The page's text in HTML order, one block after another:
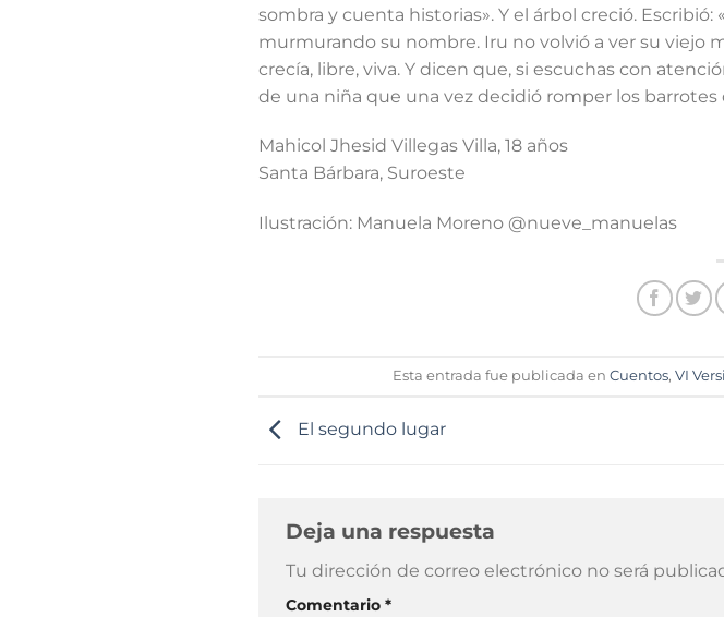
sombra y cuenta historias». Y el árbol creció.
murmurando su nombre. Iru no volvió a ver su viejo
crecía, libre, viva. Y dicen que, si escuchas con
de una niña que una vez decidió romper los
Mahicol Jhesid Villegas Villa, 18 años
Santa Bárbara, Suroeste
Ilustración: Manuela Moreno @nueve_manuelas
Esta entrada fue publicada en Cuentos, VI
El segundo lugar
Deja una respuesta
Tu dirección de correo electrónico no será
Comentario *